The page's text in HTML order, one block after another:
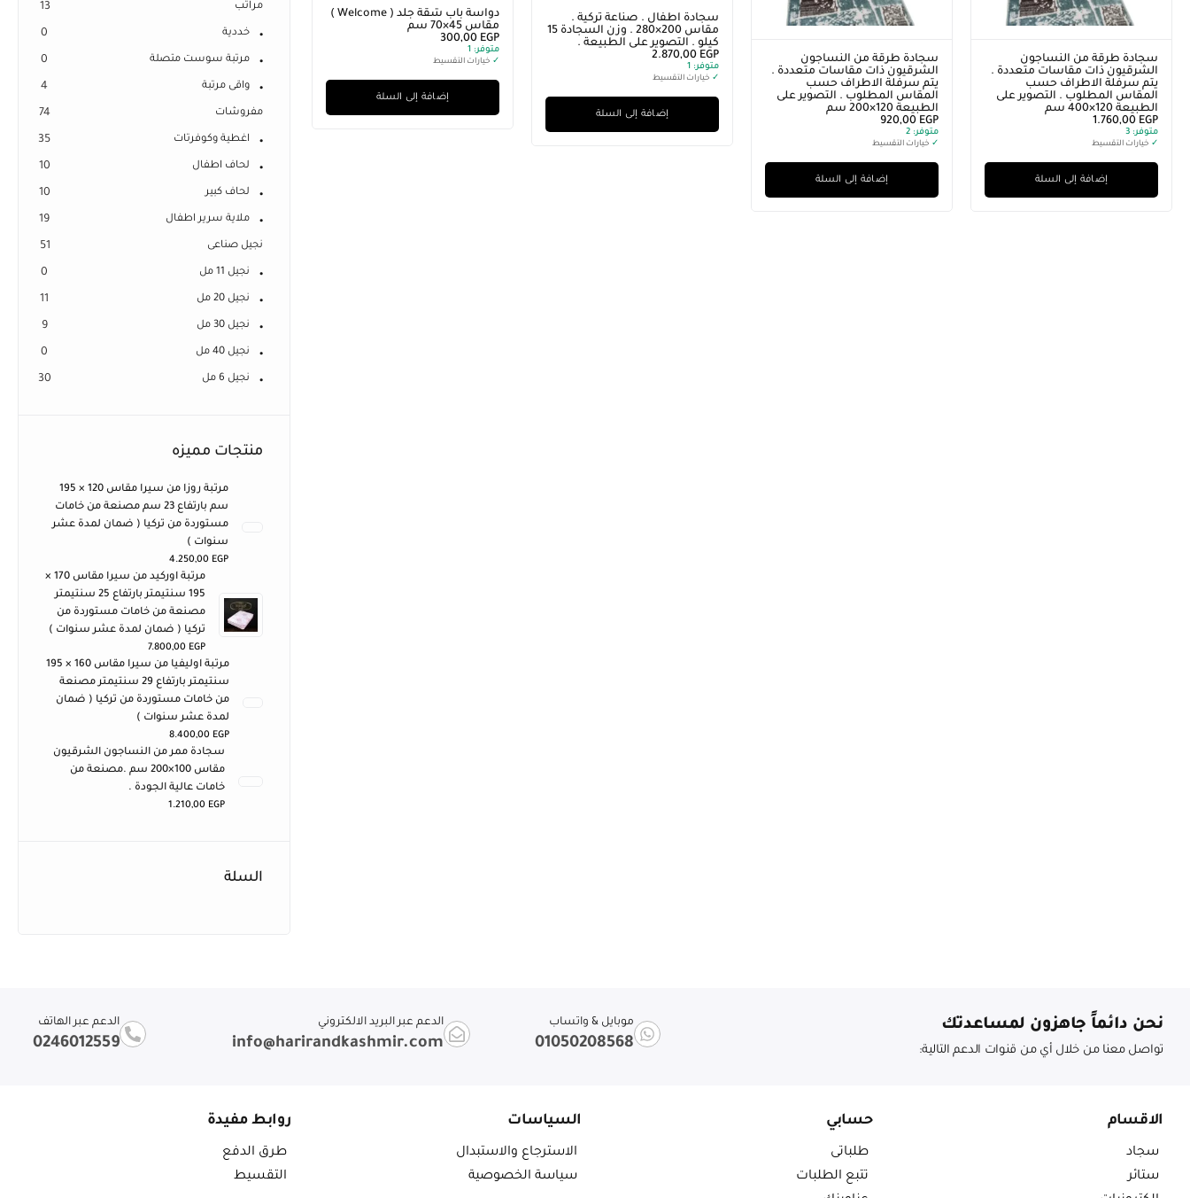
سجادة طرقة من النساجون
الشرقيون ذات مقاسات متعددة .
يتم سرفلة الاطراف حسب
المقاس المطلوب . التصوير على
الطبيعة 120×400 سم
1.760,00 EGP
متوفر:
✓ خيارات التقسيط
إضافة إلى السلة
سجادة طرقة من النساجون
الشرقيون ذات مقاسات متعددة .
يتم سرفلة الاطراف حسب
المقاس المطلوب . التصوير على
الطبيعة 120×200 سم
920,00 EGP
متوفر:
✓ خيارات التقسيط
إضافة إلى السلة
سجادة اطفال . صناعة تركية .
مقاس 200×280 . وزن السجادة 15
كيلو . التصوير على الطبيعة .
2.870,00 EGP
متوفر:
✓ خيارات التقسيط
إضافة إلى السلة
دواسة باب شقة جلد ( Welcome )
مقاس 45×70 سم
300,00 EGP
متوفر:
✓ خيارات التقسيط
إضافة إلى السلة
مراتب 13
خددية 0
مرتبة سوست متصلة 0
واقى مرتبة 4
مفروشات 74
اغطية وكوفرتات 35
لحاف اطفال 10
لحاف كبير 10
ملاية سرير اطفال 19
نجيل صناعى 51
نجيل 11 مل 0
نجيل 20 مل 11
نجيل 30 مل 9
نجيل 40 مل 0
نجيل 6 مل 30
منتجات مميزه
مرتبة روزا من سيرا مقاس 120 × 195
سم بارتفاع 23 سم مصنعة من خامات
مستوردة من تركيا ( ضمان لمدة عشر
سنوات )
4.250,00 EGP
مرتبة اوركيد من سيرا مقاس 170 ×
195 سنتيمتر بارتفاع 25 سنتيمتر
مصنعة من خامات مستوردة من
تركيا ( ضمان لمدة عشر سنوات )
7.800,00 EGP
مرتبة اوليفيا من سيرا مقاس 160 × 195
سنتيمتر بارتفاع 29 سنتيمتر مصنعة
من خامات مستوردة من تركيا ( ضمان
لمدة عشر سنوات )
8.400,00 EGP
سجادة ممر من النساجون الشرقيون
مقاس 100×200 سم .مصنعة من
خامات عالية الجودة .
1.210,00 EGP
السلة
نحن دائماً جاهزون لمساعدتك
تواصل معنا من خلال أي من قنوات الدعم التالية:
موبايل & واتساب
01050208568
الدعم عبر البريد الالكتروني
info@harirandkashmir.com
الدعم عبر الهاتف
0246012559
الاقسام
سجاد
ستائر
حسابي
طلباتى
تتبع الطلبات
السياسات
الاسترجاع والاستبدال
سياسة الخصوصية
روابط مفيدة
طرق الدفع
التقسيط